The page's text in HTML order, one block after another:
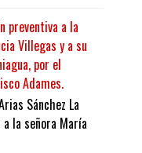
preventiva a la
Villegas y a su
por el
Adames.
Sánchez La
la señora María